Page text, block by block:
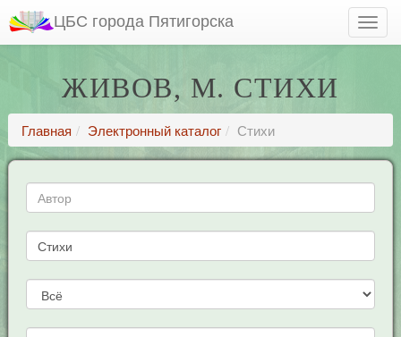
ЦБС города Пятигорска
ЖИВОВ, М. СТИХИ
Главная Электронный каталог Стихи